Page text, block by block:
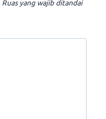
Ruas yang wajib ditandai